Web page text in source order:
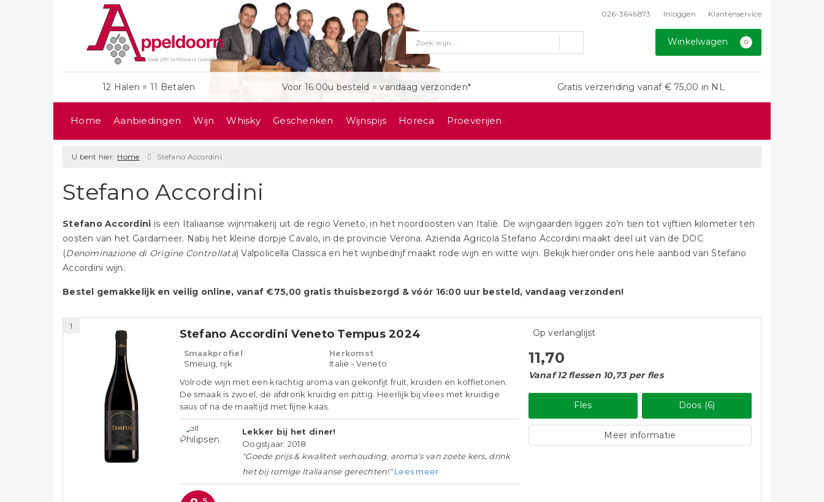
026-3646873 Inloggen Klantenservice
Winkelwagen 0
12 Halen = 11 Betalen Voor 16:00u besteld = vandaag verzonden* Gratis verzending vanaf € 75,00 in NL
Home Aanbiedingen Wijn Whisky Geschenken Wijnspijs Horeca Proeverijen
U bent hier: Home Stefano Accordini
Stefano Accordini
Stefano Accordini is een Italiaanse wijnmakerij uit de regio Veneto, in het noordoosten van Italië. De wijngaarden liggen zo’n tien tot vijftien kilometer ten
oosten van het Gardameer. Nabij het kleine dorpje Cavalo, in de provincie Verona. Azienda Agricola Stefano Accordini maakt deel uit van de DOC
(Denominazione di Origine Controllata) Valpolicella Classica en het wijnbedrijf maakt rode wijn en witte wijn. Bekijk hieronder ons hele aanbod van Stefano
Accordini wijn.
Bestel gemakkelijk en veilig online, vanaf €75,00 gratis thuisbezorgd & vóór 16:00 uur besteld, vandaag verzonden!
1
Stefano Accordini Veneto Tempus 2024
Smaakprofiel
Smeuïg, rijk
Herkomst
Italië - Veneto
Volrode wijn met een krachtig aroma van gekonfijt fruit, kruiden en koffietonen.
De smaak is zwoel, de afdronk kruidig en pittig. Heerlijk bij vlees met kruidige
saus of na de maaltijd met fijne kaas.
Lekker bij het diner!
Oogstjaar: 2018
"Goede prijs & kwaliteit verhouding, aroma's van zoete kers, drink
het bij romige Italiaanse gerechten!" Lees meer
Op verlanglijst
11,70
Vanaf 12 flessen 10,73 per fles
Fles Doos (6)
Meer informatie